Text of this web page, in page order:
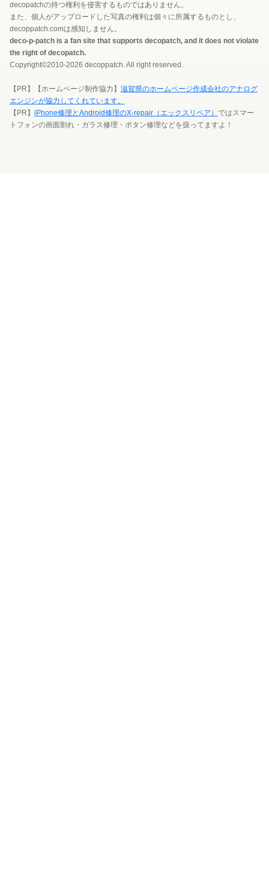
decopatchの持つ権利を侵害するものではありません。
また、個人がアップロードした写真の権利は個々に所属するものとし、
decoppatch.comは感知しません。
deco-p-patch is a fan site that supports decopatch, and it does not violate
the right of decopatch.
Copyright©2010-2026 decoppatch. All right reserved.
【PR】【ホームページ制作協力】 滋賀県のホームページ作成会社のアナログ
エンジンが協力してくれています。
【PR】 iPhone修理とAndroid修理のX-repair（エックスリペア） ではスマー
トフォンの画面割れ・ガラス修理・ボタン修理などを扱ってますよ！